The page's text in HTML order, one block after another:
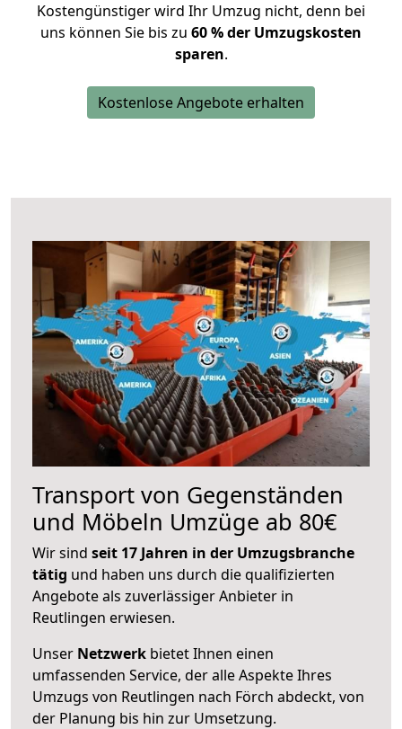
Kostengünstiger wird Ihr Umzug nicht, denn bei
uns können Sie bis zu 60 % der Umzugskosten
sparen.
Kostenlose Angebote erhalten
Transport von Gegenständen
und Möbeln Umzüge ab 80€
Wir sind seit 17 Jahren in der Umzugsbranche
tätig und haben uns durch die qualifizierten
Angebote als zuverlässiger Anbieter in
Reutlingen erwiesen.
Unser Netzwerk bietet Ihnen einen
umfassenden Service, der alle Aspekte Ihres
Umzugs von Reutlingen nach Förch abdeckt, von
der Planung bis hin zur Umsetzung.